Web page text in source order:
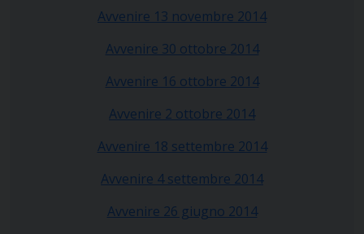
Avvenire 13 novembre 2014
Avvenire 30 ottobre 2014
Avvenire 16 ottobre 2014
Avvenire 2 ottobre 2014
Avvenire 18 settembre 2014
Avvenire 4 settembre 2014
Avvenire 26 giugno 2014